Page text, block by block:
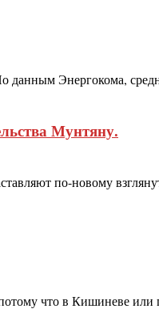
данным Энергокома,
Мунтяну.
по-новому
что в Кишиневе